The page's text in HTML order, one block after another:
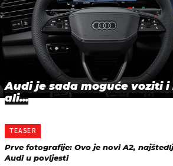
Audi je sada moguće voziti i
ali...
TEASER
Prve fotografije: Ovo je novi A2,
Audi u povijesti